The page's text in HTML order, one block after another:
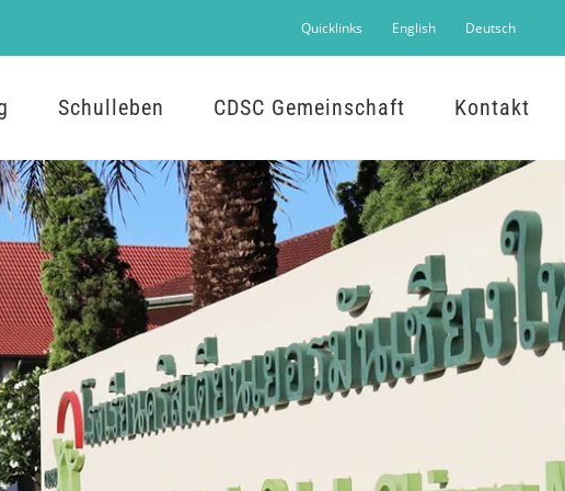
Quicklinks English Deutsch
Schulleben CDSC Gemeinschaft Kontakt